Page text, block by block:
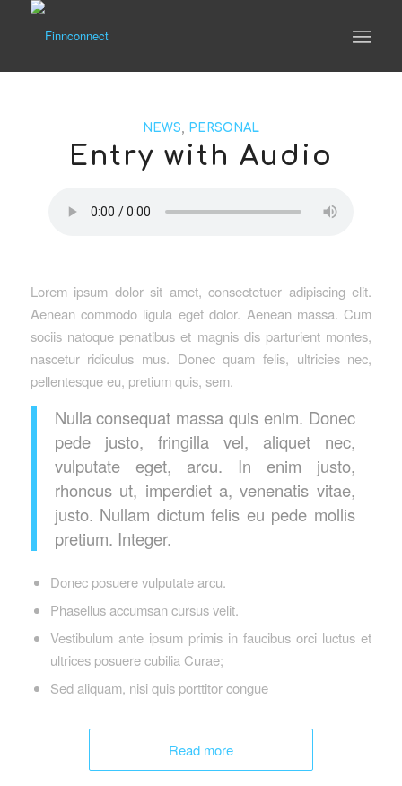
NEWS, PERSONAL
Entry with Audio
Lorem ipsum dolor sit amet, consectetuer adipiscing elit.
Aenean commodo ligula eget dolor. Aenean massa. Cum
sociis natoque penatibus et magnis dis parturient montes,
nascetur ridiculus mus. Donec quam felis, ultricies nec,
pellentesque eu, pretium quis, sem.
Nulla consequat massa quis enim. Donec
pede justo, fringilla vel, aliquet nec,
vulputate eget, arcu. In enim justo,
rhoncus ut, imperdiet a, venenatis vitae,
justo. Nullam dictum felis eu pede mollis
pretium. Integer.
Donec posuere vulputate arcu.
Phasellus accumsan cursus velit.
Vestibulum ante ipsum primis in faucibus orci luctus et
ultrices posuere cubilia Curae;
Sed aliquam, nisi quis porttitor congue
Read more